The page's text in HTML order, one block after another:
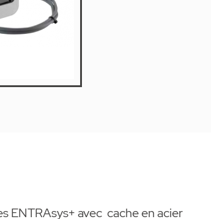
ENTRAsys+ avec cache en acier